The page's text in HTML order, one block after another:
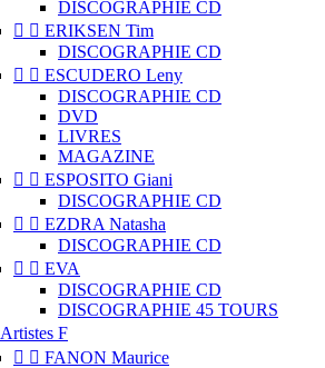
DISCOGRAPHIE CD
  ERIKSEN Tim
DISCOGRAPHIE CD
  ESCUDERO Leny
DISCOGRAPHIE CD
DVD
LIVRES
MAGAZINE
  ESPOSITO Giani
DISCOGRAPHIE CD
  EZDRA Natasha
DISCOGRAPHIE CD
  EVA
DISCOGRAPHIE CD
DISCOGRAPHIE 45 TOURS
Artistes F
  FANON Maurice